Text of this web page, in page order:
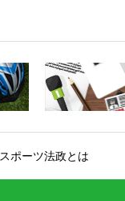
スポーツ法政とは